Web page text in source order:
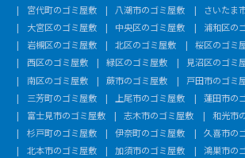
宮代町のゴミ屋敷
八潮市のゴミ屋敷
さいたま
大宮区のゴミ屋敷
中央区のゴミ屋敷
浦和区の
岩槻区のゴミ屋敷
北区のゴミ屋敷
桜区のゴミ
西区のゴミ屋敷
緑区のゴミ屋敷
見沼区のゴミ
南区のゴミ屋敷
蕨市のゴミ屋敷
戸田市のゴミ
三芳町のゴミ屋敷
上尾市のゴミ屋敷
蓮田市の
富士見市のゴミ屋敷
志木市のゴミ屋敷
和光市
杉戸町のゴミ屋敷
伊奈町のゴミ屋敷
久喜市の
北本市のゴミ屋敷
加須市のゴミ屋敷
鴻巣市の